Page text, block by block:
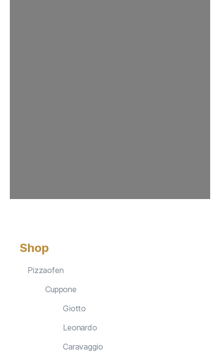
Shop
Pizzaofen
Cuppone
Giotto
Leonardo
Caravaggio